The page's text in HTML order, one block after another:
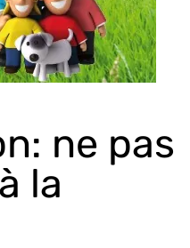
ne pas
la